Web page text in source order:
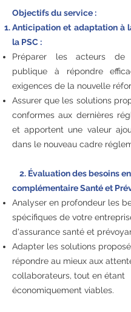
Objectifs du service :
Anticipation et adaptation à
la PSC :
Préparer les acteurs de
publique à répondre
exigences de la nouvelle
Assurer que les solutions
conformes aux dernières
et apportent une valeur
dans le nouveau cadre
2. Évaluation des besoins
complémentaire Santé et
Analyser en profondeur les
spécifiques de votre
d'assurance santé et
Adapter les solutions
répondre au mieux aux
collaborateurs, tout en étant
économiquement viables.